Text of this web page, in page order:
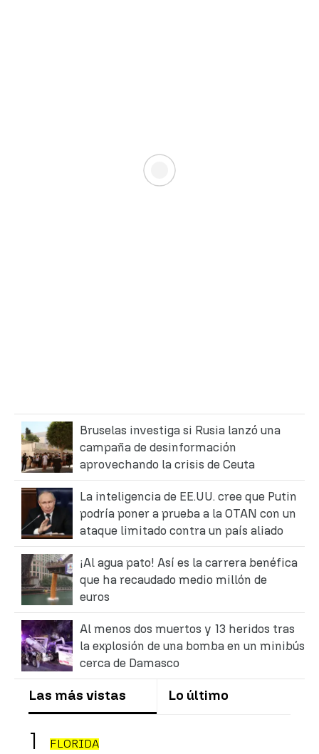
Bruselas investiga si Rusia lanzó una
campaña de desinformación
aprovechando la crisis de Ceuta
La inteligencia de EE.UU. cree que Putin
podría poner a prueba a la OTAN con un
ataque limitado contra un país aliado
¡Al agua pato! Así es la carrera benéfica
que ha recaudado medio millón de
euros
Al menos dos muertos y 13 heridos tras
la explosión de una bomba en un minibús
cerca de Damasco
Las más vistas Lo último
FLORIDA